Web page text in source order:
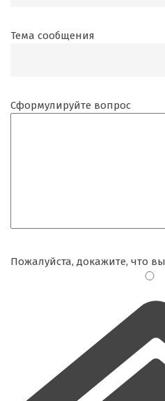
Тема сообщения
Сформулируйте вопрос
Пожалуйста, докажите, что